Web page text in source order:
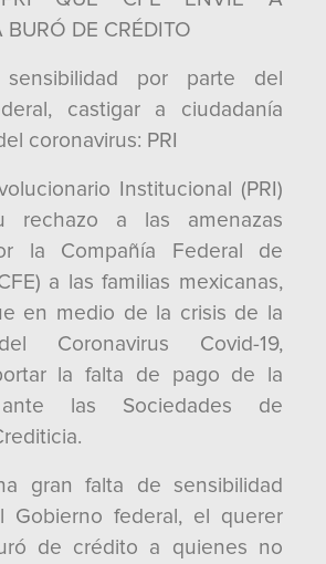
BURÓ DE CRÉDITO
por parte del
castigar a ciudadanía
coronavirus: PRI
Institucional (PRI)
rechazo a las amenazas
la Compañía Federal de
a las familias mexicanas,
en medio de la crisis de la
Coronavirus Covid-19,
la falta de pago de la
ante las Sociedades de
gran falta de sensibilidad
Gobierno federal, el querer
de crédito a quienes no